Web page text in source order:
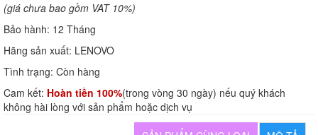
(giá chưa bao gồm VAT 10%)
Bảo hành: 12 Tháng
Hãng sản xuất: LENOVO
Tình trạng: Còn hàng
Cam kết: Hoàn tiền 100%(trong vòng 30 ngày) nếu quý khách
không hài lòng với sản phẩm hoặc dịch vụ